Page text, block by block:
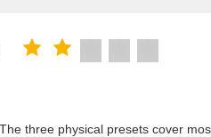
three physical presets cover